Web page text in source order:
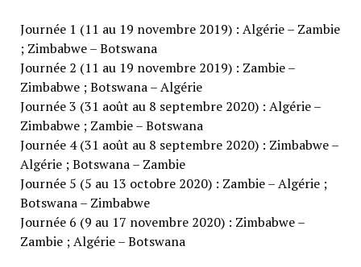
Journée 1 (11 au 19 novembre 2019) : Algérie – Zambie
; Zimbabwe – Botswana
Journée 2 (11 au 19 novembre 2019) : Zambie –
Zimbabwe ; Botswana – Algérie
Journée 3 (31 août au 8 septembre 2020) : Algérie –
Zimbabwe ; Zambie – Botswana
Journée 4 (31 août au 8 septembre 2020) : Zimbabwe –
Algérie ; Botswana – Zambie
Journée 5 (5 au 13 octobre 2020) : Zambie – Algérie ;
Botswana – Zimbabwe
Journée 6 (9 au 17 novembre 2020) : Zimbabwe –
Zambie ; Algérie – Botswana